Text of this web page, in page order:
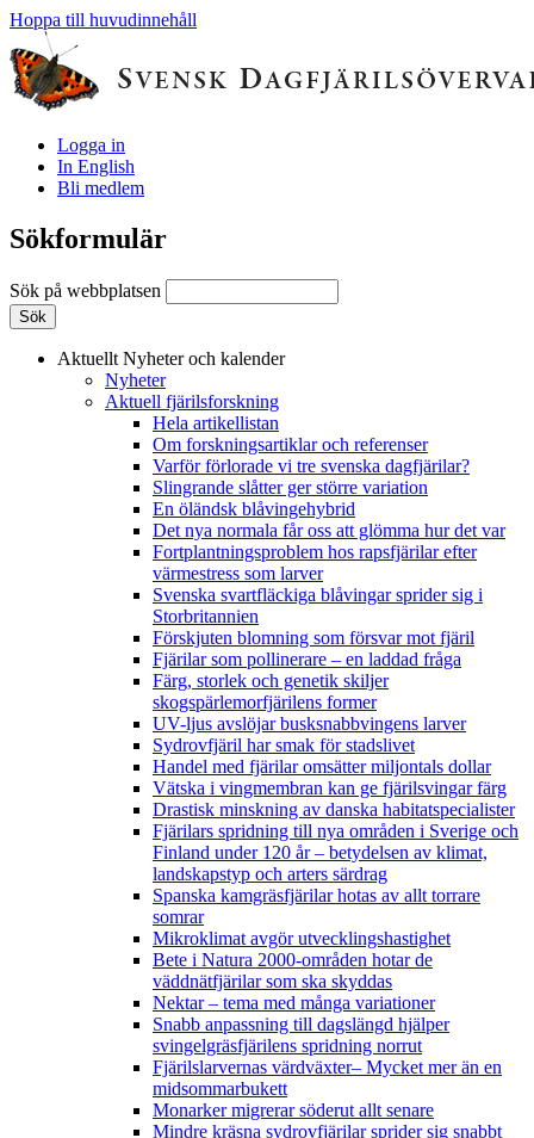
Hoppa till huvudinnehåll
Logga in
In English
Bli medlem
Sökformulär
Sök på webbplatsen
Aktuellt Nyheter och kalender
Nyheter
Aktuell fjärilsforskning
Hela artikellistan
Om forskningsartiklar och referenser
Varför förlorade vi tre svenska dagfjärilar?
Slingrande slåtter ger större variation
En öländsk blåvingehybrid
Det nya normala får oss att glömma hur det var
Fortplantningsproblem hos rapsfjärilar efter
värmestress som larver
Svenska svartfläckiga blåvingar sprider sig i
Storbritannien
Förskjuten blomning som försvar mot fjäril
Fjärilar som pollinerare – en laddad fråga
Färg, storlek och genetik skiljer
skogspärlemorfjärilens former
UV-ljus avslöjar busksnabbvingens larver
Sydrovfjäril har smak för stadslivet
Handel med fjärilar omsätter miljontals dollar
Vätska i vingmembran kan ge fjärilsvingar färg
Drastisk minskning av danska habitatspecialister
Fjärilars spridning till nya områden i Sverige och
Finland under 120 år– betydelsen av klimat,
landskapstyp och arters särdrag
Spanska kamgräsfjärilar hotas av allt torrare
somrar
Mikroklimat avgör utvecklingshastighet
Bete i Natura 2000-områden hotar de
väddnätfjärilar som ska skyddas
Nektar – tema med många variationer
Snabb anpassning till dagslängd hjälper
svingelgräsfjärilens spridning norrut
Fjärilslarvernas värdväxter– Mycket mer än en
midsommarbukett
Monarker migrerar söderut allt senare
Mindre kräsna sydrovfjärilar sprider sig snabbt